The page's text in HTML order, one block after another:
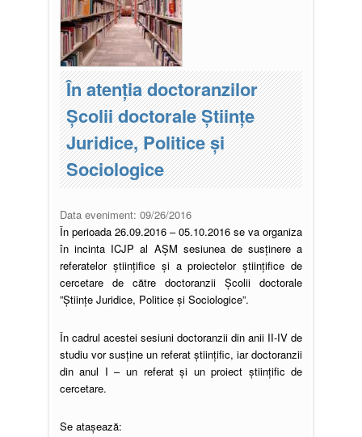
În atenția doctoranzilor
Școlii doctorale Științe
Juridice, Politice și
Sociologice
Data eveniment: 09/26/2016
În perioada 26.09.2016 – 05.10.2016 se va organiza
în incinta ICJP al AȘM sesiunea de susținere a
referatelor științifice și a proiectelor științifice de
cercetare de către doctoranzii Școlii doctorale
”Științe Juridice, Politice și Sociologice”.
În cadrul acestei sesiuni doctoranzii din anii II-IV de
studiu vor susține un referat științific, iar doctoranzii
din anul I – un referat și un proiect științific de
cercetare.
Se atașează: